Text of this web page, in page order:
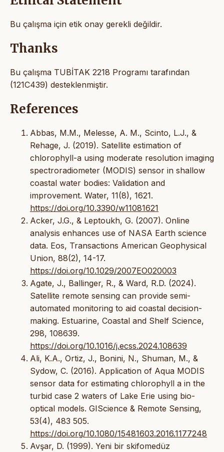
Bu çalışma için etik onay gerekli değildir.
Thanks
Bu çalışma TUBİTAK 2218 Programı tarafından
(121C439) desteklenmiştir.
References
Abbas, M.M., Melesse, A. M., Scinto, L.J., &
Rehage, J. (2019). Satellite estimation of
chlorophyll-a using moderate resolution imaging
spectroradiometer (MODIS) sensor in shallow
coastal water bodies: Validation and
improvement. Water, 11(8), 1621.
https://doi.org/10.3390/w11081621
Acker, J.G., & Leptoukh, G. (2007). Online
analysis enhances use of NASA Earth science
data. Eos, Transactions American Geophysical
Union, 88(2), 14-17.
https://doi.org/10.1029/2007EO020003
Agate, J., Ballinger, R., & Ward, R.D. (2024).
Satellite remote sensing can provide semi-
automated monitoring to aid coastal decision-
making. Estuarine, Coastal and Shelf Science,
298, 108639.
https://doi.org/10.1016/j.ecss.2024.108639
Ali, K.A., Ortiz, J., Bonini, N., Shuman, M., &
Sydow, C. (2016). Application of Aqua MODIS
sensor data for estimating chlorophyll a in the
turbid case 2 waters of Lake Erie using bio-
optical models. GIScience & Remote Sensing,
53(4), 483 505.
https://doi.org/10.1080/15481603.2016.1177248
Avşar, D. (1999). Yeni bir skifomedüz